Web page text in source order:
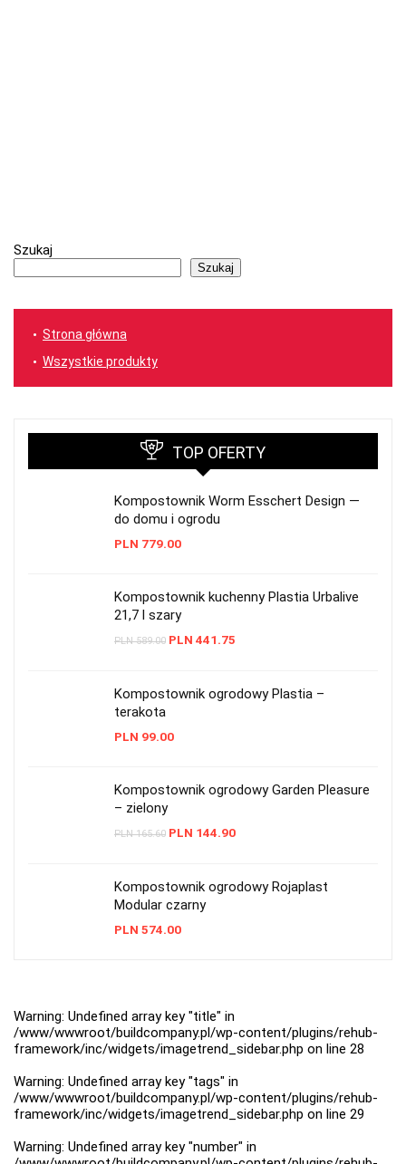
Szukaj
Szukaj
Strona główna
Wszystkie produkty
TOP OFERTY
Kompostownik Worm Esschert Design —
do domu i ogrodu
PLN 779.00
Kompostownik kuchenny Plastia Urbalive
21,7 l szary
PLN589.00 PLN 441.75
Kompostownik ogrodowy Plastia –
terakota
PLN 99.00
Kompostownik ogrodowy Garden Pleasure
– zielony
PLN165.60 PLN 144.90
Kompostownik ogrodowy Rojaplast
Modular czarny
PLN 574.00
Warning: Undefined array key "title" in
/www/wwwroot/buildcompany.pl/wp-content/plugins/rehub-
framework/inc/widgets/imagetrend_sidebar.php on line 28
Warning: Undefined array key "tags" in
/www/wwwroot/buildcompany.pl/wp-content/plugins/rehub-
framework/inc/widgets/imagetrend_sidebar.php on line 29
Warning: Undefined array key "number" in